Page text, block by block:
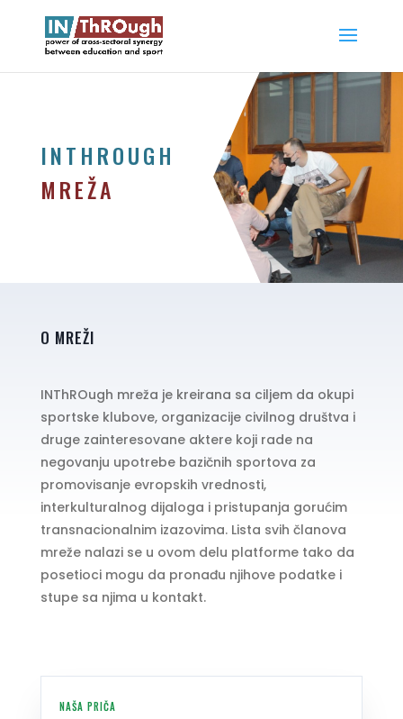
INTHROUGH
MREŽA
O MREŽI
INThROugh mreža je kreirana sa ciljem da okupi
sportske klubove, organizacije civilnog društva i
druge zainteresovane aktere koji rade na
negovanju upotrebe bazičnih sportova za
promovisanje evropskih vrednosti,
interkulturalnog dijaloga i pristupanja gorućim
transnacionalnim izazovima. Lista svih članova
mreže nalazi se u ovom delu platforme tako da
posetioci mogu da pronađu njihove podatke i
stupe sa njima u kontakt.
NAŠA PRIČA